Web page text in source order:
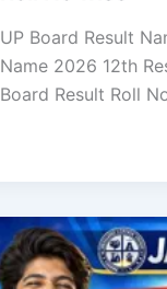
UP Board Result
Name 2026 12th
Board Result Roll